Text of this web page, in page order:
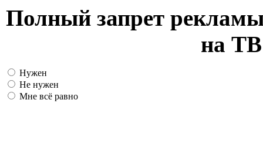
Полный запрет
на ТВ
Нужен
Не нужен
Мне всё равно